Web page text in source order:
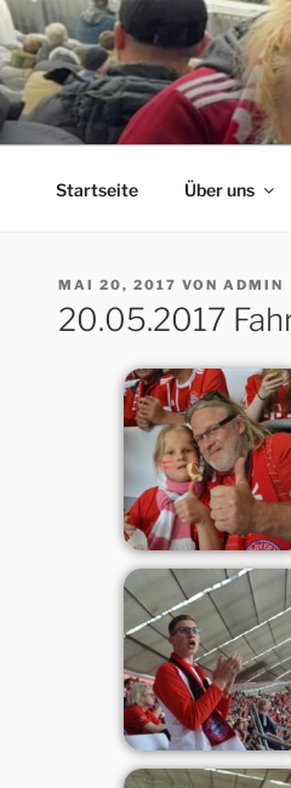
Zum
Inhalt
springen
Herzlich Willkommen auf
Startseite Über uns
VERÖFFENTLICHT
AM
MAI 20, 2017 VON ADMIN
20.05.2017